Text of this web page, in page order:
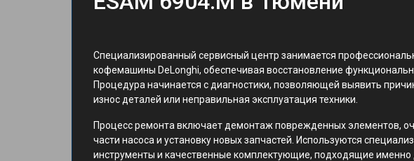
Специализированный сервисный центр занимается
кофемашины DeLonghi, обеспечивая восстановление
Процедура начинается с диагностики, позволяющей выявить
износ деталей или неправильная эксплуатация техники.
Процесс ремонта включает демонтаж поврежденных элементов,
части насоса и установку новых запчастей. Используются
инструменты и качественные комплектующие, подходящие именно